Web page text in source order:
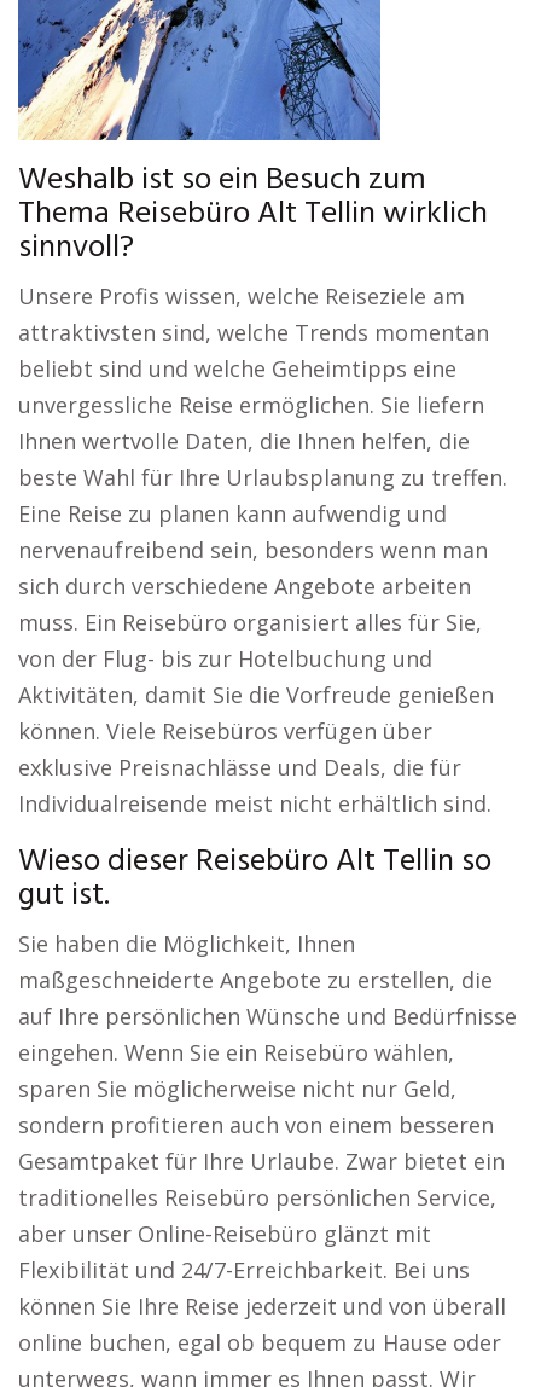
Weshalb ist so ein Besuch zum
Thema Reisebüro Alt Tellin wirklich
sinnvoll?
Unsere Profis wissen, welche Reiseziele am
attraktivsten sind, welche Trends momentan
beliebt sind und welche Geheimtipps eine
unvergessliche Reise ermöglichen. Sie liefern
Ihnen wertvolle Daten, die Ihnen helfen, die
beste Wahl für Ihre Urlaubsplanung zu treffen.
Eine Reise zu planen kann aufwendig und
nervenaufreibend sein, besonders wenn man
sich durch verschiedene Angebote arbeiten
muss. Ein Reisebüro organisiert alles für Sie,
von der Flug- bis zur Hotelbuchung und
Aktivitäten, damit Sie die Vorfreude genießen
können. Viele Reisebüros verfügen über
exklusive Preisnachlässe und Deals, die für
Individualreisende meist nicht erhältlich sind.
Wieso dieser Reisebüro Alt Tellin so
gut ist.
Sie haben die Möglichkeit, Ihnen
maßgeschneiderte Angebote zu erstellen, die
auf Ihre persönlichen Wünsche und Bedürfnisse
eingehen. Wenn Sie ein Reisebüro wählen,
sparen Sie möglicherweise nicht nur Geld,
sondern profitieren auch von einem besseren
Gesamtpaket für Ihre Urlaube. Zwar bietet ein
traditionelles Reisebüro persönlichen Service,
aber unser Online-Reisebüro glänzt mit
Flexibilität und 24/7-Erreichbarkeit. Bei uns
können Sie Ihre Reise jederzeit und von überall
online buchen, egal ob bequem zu Hause oder
unterwegs, wann immer es Ihnen passt. Wir